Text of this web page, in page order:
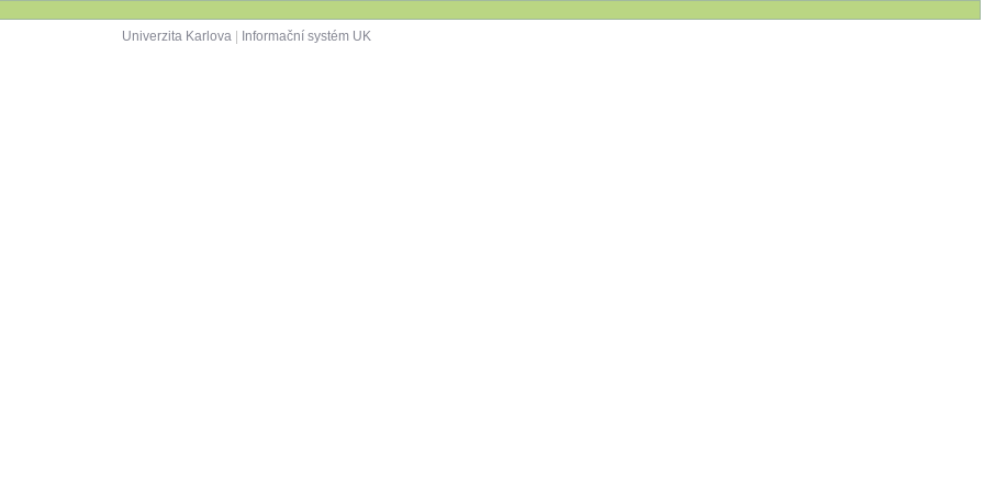
Univerzita Karlova| Informační systém UK